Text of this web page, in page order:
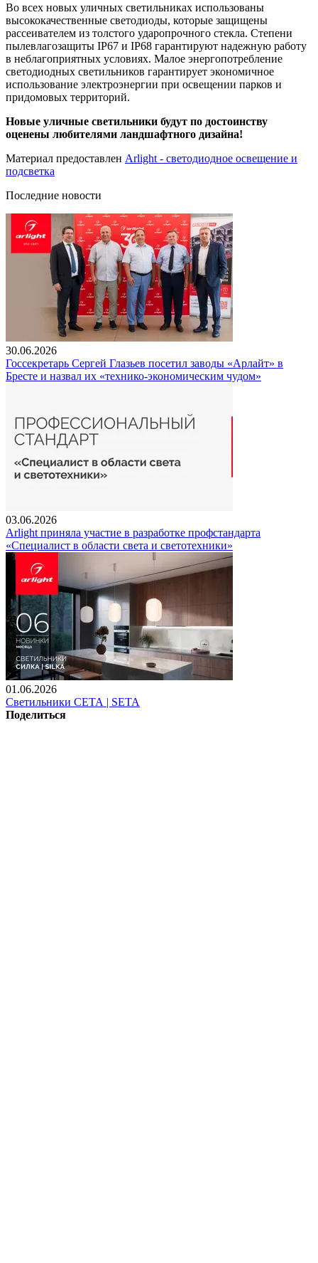
Во всех новых уличных светильниках использованы
высококачественные светодиоды, которые защищены
рассеивателем из толстого ударопрочного стекла. Степени
пылевлагозащиты IP67 и IP68 гарантируют надежную работу
в неблагоприятных условиях. Малое энергопотребление
светодиодных светильников гарантирует экономичное
использование электроэнергии при освещении парков и
придомовых территорий.
Новые уличные светильники будут по достоинству
оценены любителями ландшафтного дизайна!
Материал предоставлен Arlight - светодиодное освещение и
подсветка
Последние новости
30.06.2026
Госсекретарь Сергей Глазьев посетил заводы «Арлайт» в
Бресте и назвал их «технико-экономическим чудом»
03.06.2026
Arlight приняла участие в разработке профстандарта
«Специалист в области света и светотехники»
01.06.2026
Светильники СЕТА | SETA
Поделиться